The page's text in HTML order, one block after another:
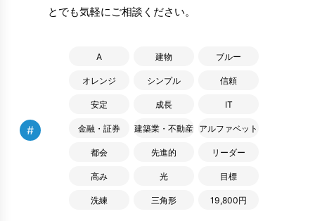
とでも気軽にご相談ください。
#
A 建物 ブルー
オレンジ シンプル 信頼
安定 成長 IT
金融・証券 建築業・不動産 アルファベット
都会 先進的 リーダー
高み 光 目標
洗練 三角形 19,800円